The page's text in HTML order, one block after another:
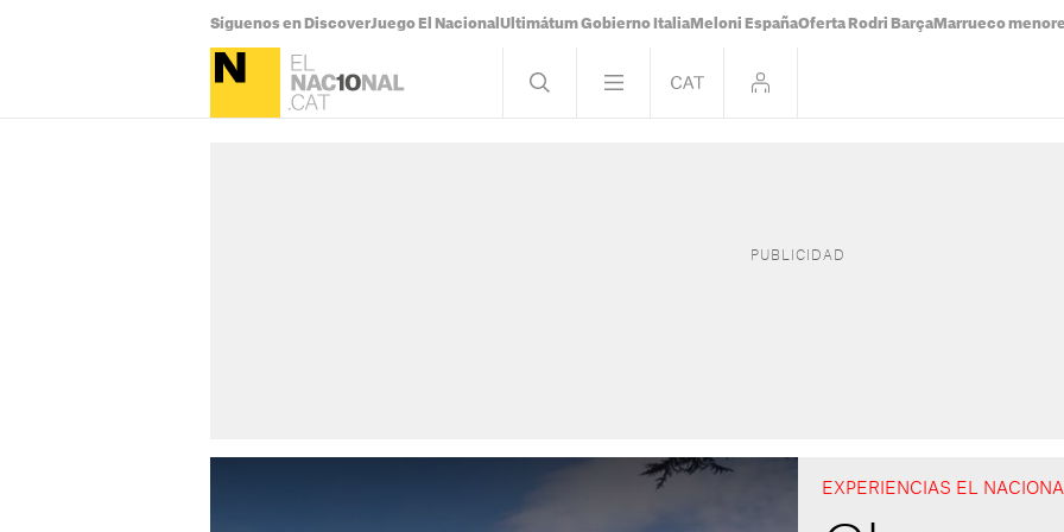
Síguenos en DiscoverJuego El Nacional Ultimátum Gobierno Italia Meloni EspañaOferta Rodri Barça Marrueco
EXPERIENCIAS EL